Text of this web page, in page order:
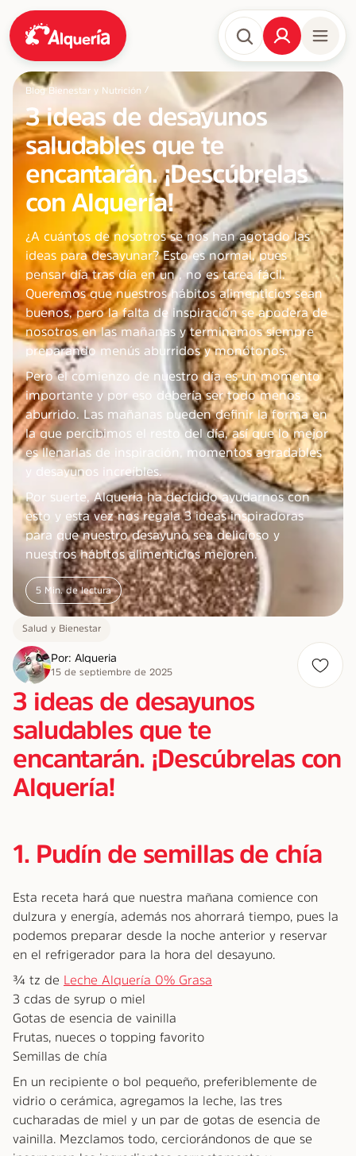
Blog Bienestar y Nutrición /
3 ideas de desayunos
saludables que te
encantarán. ¡Descúbrelas
con Alquería!
¿A cuántos de nosotros se nos han agotado las
ideas para desayunar? Esto es normal, pues
pensar día tras día en un , no es tarea fácil.
Queremos que nuestros hábitos alimenticios sean
buenos, pero la falta de inspiración se apodera de
nosotros en las mañanas y terminamos siempre
preparando menús aburridos y monótonos.
Pero el comienzo de nuestro día es un momento
importante y por eso debería ser todo menos
aburrido. Las mañanas pueden definir la forma en
la que percibimos el resto del día, así que lo mejor
es llenarlas de inspiración, momentos agradables
y desayunos increíbles.
Por suerte, Alquería ha decidido ayudarnos con
esto y esta vez nos regala 3 ideas inspiradoras
para que nuestro desayuno sea delicioso y
nuestros hábitos alimenticios mejoren.
5 Min. de lectura
Salud y Bienestar
Por: Alqueria
15 de septiembre de 2025
3 ideas de desayunos
saludables que te
encantarán. ¡Descúbrelas con
Alquería!
1. Pudín de semillas de chía
Esta receta hará que nuestra mañana comience con
dulzura y energía, además nos ahorrará tiempo, pues la
podemos preparar desde la noche anterior y reservar
en el refrigerador para la hora del desayuno.
¾ tz de Leche Alquería 0% Grasa
3 cdas de syrup o miel
Gotas de esencia de vainilla
Frutas, nueces o topping favorito
Semillas de chía
En un recipiente o bol pequeño, preferiblemente de
vidrio o cerámica, agregamos la leche, las tres
cucharadas de miel y un par de gotas de esencia de
vainilla. Mezclamos todo, cerciorándonos de que se